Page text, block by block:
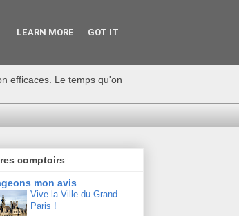
efficaces. Le temps qu'on
comptoirs
mon avis
Vive la Ville du Grand
Paris !
LEARN MORE GOT IT